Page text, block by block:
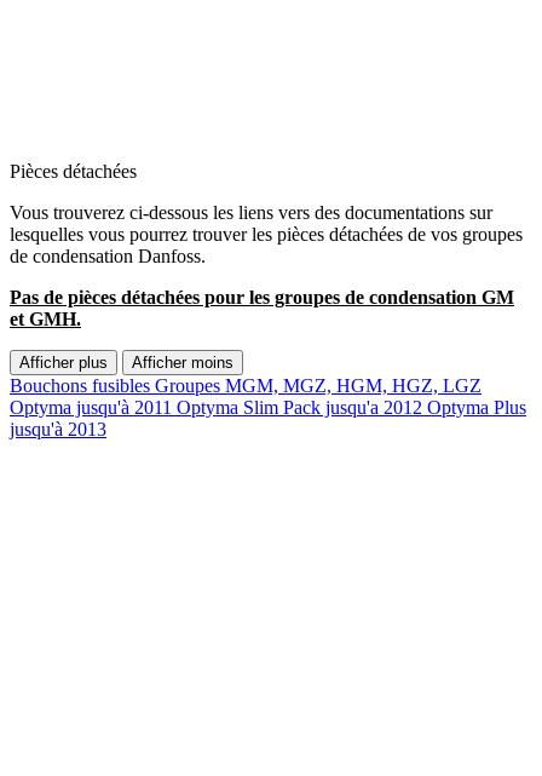
Pièces détachées
Vous trouverez ci-dessous les liens vers des documentations sur
lesquelles vous pourrez trouver les pièces détachées de vos groupes
de condensation Danfoss.
Pas de pièces détachées pour les groupes de condensation GM
et GMH.
Afficher plus Afficher moins
Bouchons fusibles Groupes MGM, MGZ, HGM, HGZ, LGZ
Optyma jusqu'à 2011 Optyma Slim Pack jusqu'a 2012 Optyma Plus
jusqu'à 2013